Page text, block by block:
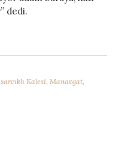
dedi.
Kalesi Manavgat